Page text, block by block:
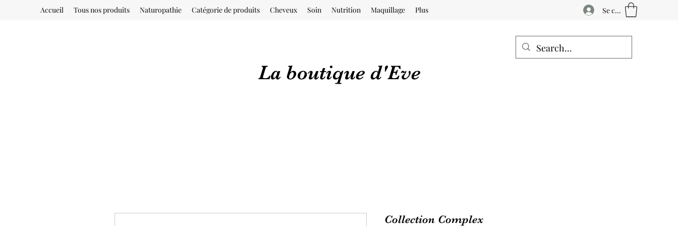
Accueil Tous nos produits Naturopathie Catégorie de produits Cheveux Soin Nutrition Maquillage Plus Se connecter
La boutique d'Eve
Collection Complex